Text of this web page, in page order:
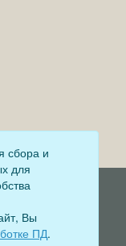
прокуратуры
контроль
безопасности
сбора и
для
Вы
ПД.